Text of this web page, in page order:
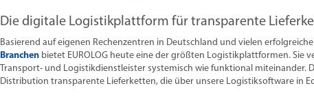
Die digitale Logistikplattform für transparente
Basierend auf eigenen Rechenzentren in Deutschland und vielen
Branchen bietet EUROLOG heute eine der größten Logistikplattformen. Sie
Transport- und Logistikdienstleister systemisch wie funktional miteinander.
Distribution transparente Lieferketten, die über unsere Logistiksoftware in